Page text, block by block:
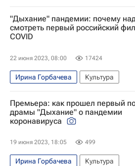
Никита Михалков
Сергей Бурунов
Фонд кино
ТриТэ
"Дыхание" пандемии: почему
смотреть первый российский
COVID
22 июня 2023, 08:00 17424
Ирина Горбачева
Культура
Андрей Гончар
что посмотреть
лучшие фильмы
пандемия
Джордж Клуни
Коронавирус
Кино
Премьера: как прошел первый
драмы "Дыхание" о пандемии
коронавируса
19 июня 2023, 18:05 499
Ирина Горбачева
Культура